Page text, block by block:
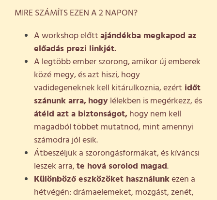
MIRE SZÁMÍTS EZEN A 2 NAPON?
A workshop előttajándékba megkapod az
előadás prezi linkjét.
A legtöbb ember szorong, amikor új emberek
közé megy, és azt hiszi, hogy
vadidegeneknek kell kitárulkoznia, ezért időt
szánunk arra,hogylélekben is megérkezz, és
átéld azt a biztonságot,hogy nem kell
magadból többet mutatnod, mint amennyi
számodra jól esik.
Átbeszéljük a szorongásformákat, és kíváncsi
leszek arra,te hová sorolod magad.
Különböző eszközöket használunkezen a
hétvégén: drámaelemeket, mozgást, zenét,